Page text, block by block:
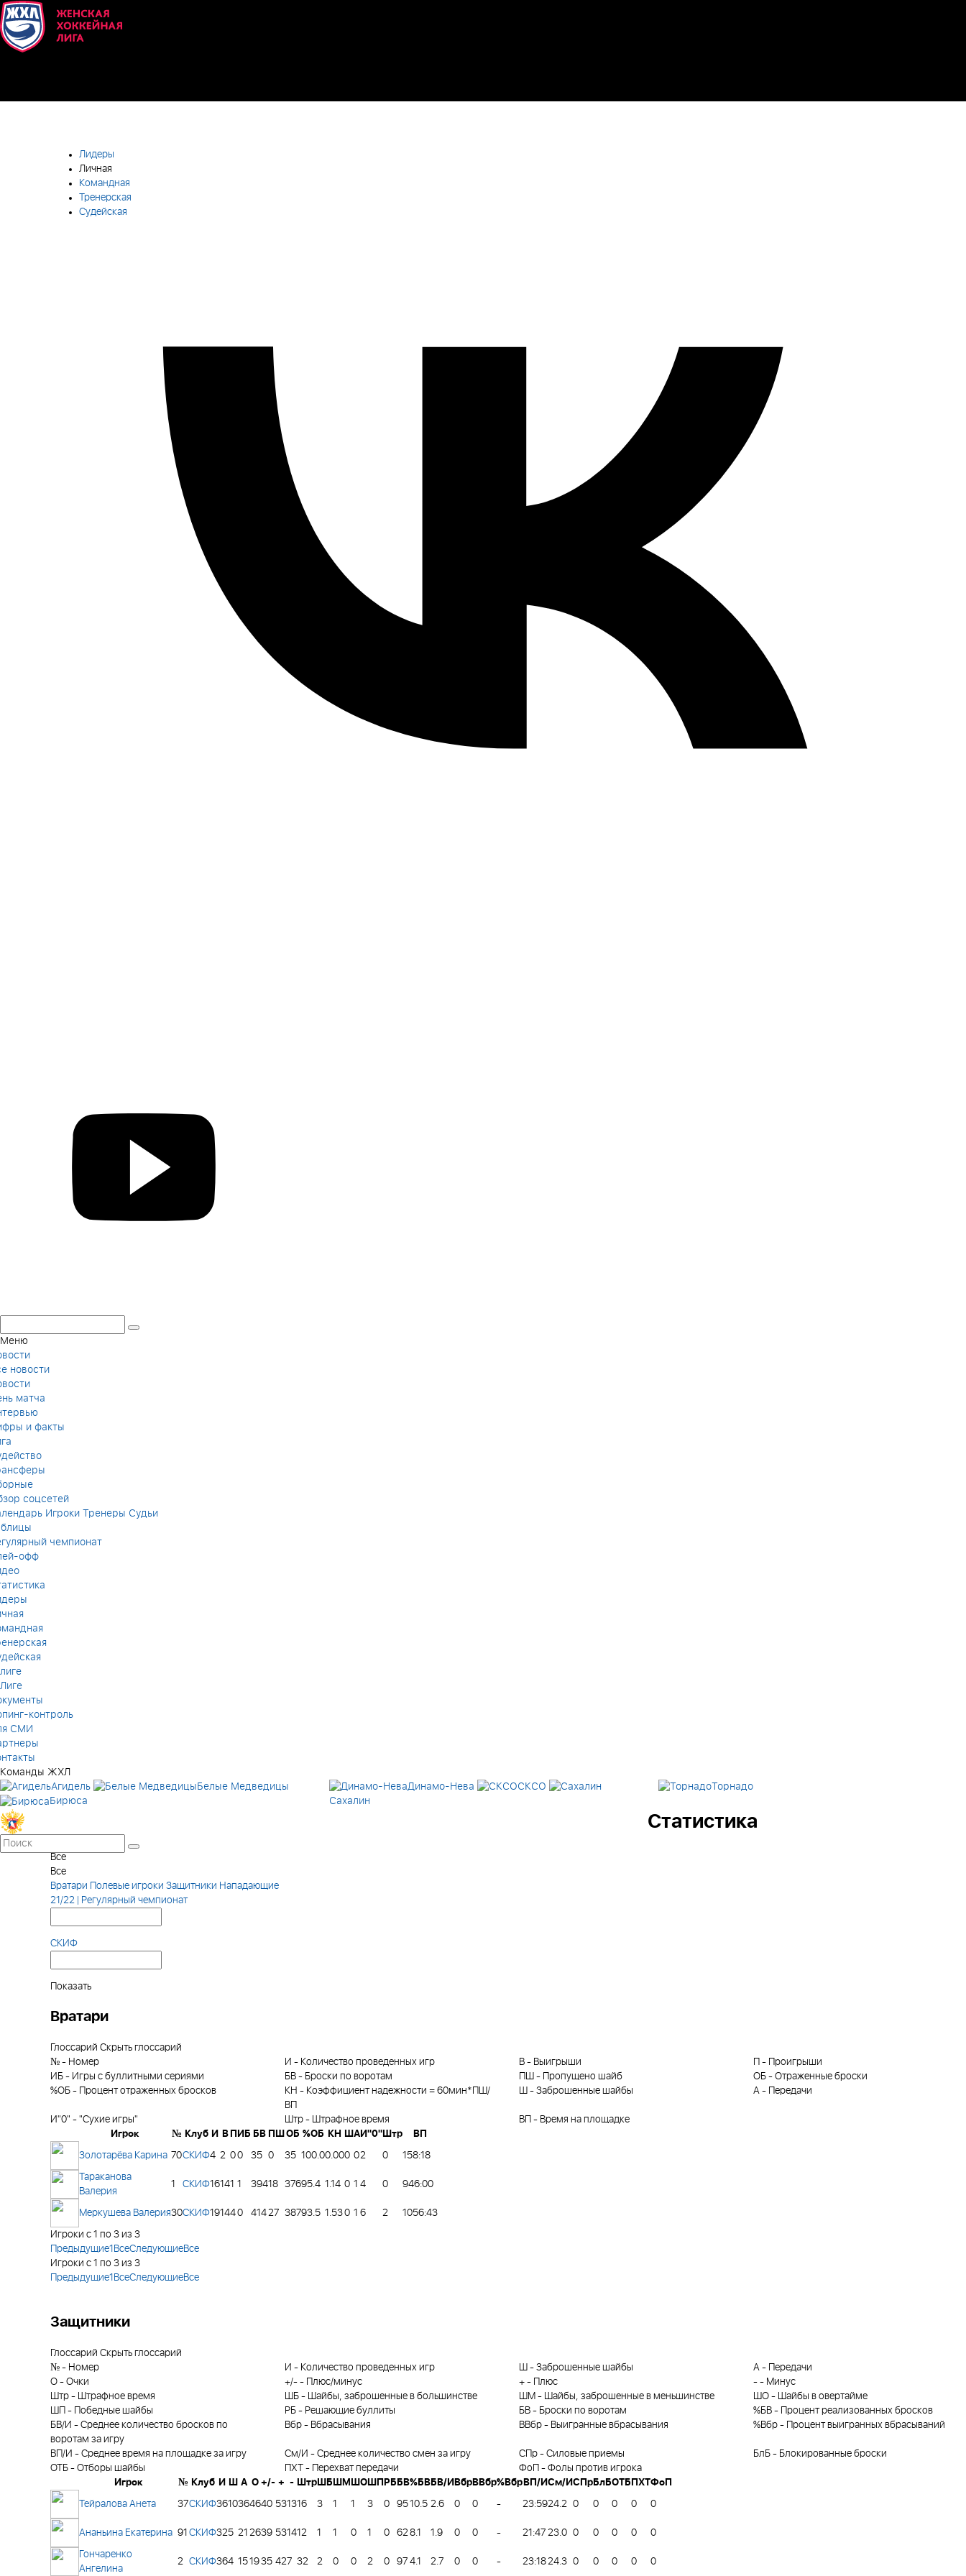
Меню
новости
матча
и факты
соцсетей
Игроки Тренеры Судьи
чемпионат
офф
контроль
СМИ
Команды ЖХЛ
Агидель
Белые Медведицы
Бирюса
Динамо-Нева
СКСО
Сахалин
Торнадо
Статистика
Все
Все
Вратари Полевые игроки Защитники Нападающие
Лидеры
Личная
Командная
Тренерская
Судейская
21/22 | Регулярный чемпионат
СКИФ
Показать
Вратари
Глоссарий Скрыть глоссарий
№ - Номер И - Количество проведенных игр В - Выигрыши П - Проигрыши
ИБ - Игры с буллитными сериями БВ - Броски по воротам ПШ - Пропущено шайб ОБ - Отраженные броски
%ОБ - Процент отраженных бросков КН - Коэффициент надежности = 60мин*ПШ/
ВП
- Заброшенные шайбы А - Передачи
И"0" - "Сухие игры" Штр - Штрафное время ВП - Время на площадке
Игрок
№ Клуб И В П ИБ БВ ПШ ОБ %ОБ КН ША И"0" Штр ВП
Золотарёва Карина 70СКИФ4 2 00 35 0 35 100.00.000 02 0 158:18
Тараканова
Валерия
1 СКИФ16141 1 39418 37695.4 1.14 0 1 4 0 946:00
Меркушева Валерия30СКИФ191440 41427 38793.5 1.530 1 6 2 1056:43
Игроки с 1 по 3 из 3
Предыдущие1 ВсеСледующиеВсе
Игроки с 1 по 3 из 3
Предыдущие1 ВсеСледующиеВсе
Защитники
Глоссарий Скрыть глоссарий
№ - Номер И - Количество проведенных игр - Заброшенные шайбы А - Передачи
О - Очки +/- - Плюс/минус + - Плюс - - Минус
Штр - Штрафное время ШБ - Шайбы, заброшенные в большинстве ШМ - Шайбы, заброшенные в меньшинстве ШО -
Шайбы в овертайме
ШП - Победные шайбы РБ - Решающие буллиты БВ - Броски по воротам %БВ - Процент реализованных бросков
БВ/И - Среднее количество бросков по
воротам за игру
Вбр - Вбрасывания ВВбр - Выигранные вбрасывания %Вбр - Процент выигранных вбрасываний
ВП/И - Среднее время на площадке за игру См/И - Среднее количество смен за игру СПр - Силовые приемы БлБ - Блокированные броски
ОТБ - Отборы шайбы ПХТ - Перехват передачи ФоП - Фолы против игрока
Игрок
№ Клуб И Ш А О +/- + - Штр ШБ ШМ ШО ШП РБ БВ%БВ БВ/И ВбрВВбр%Вбр ВП/ИСм/ИСПр БлБОТБ ПХТФоП
Тейралова Анета 37СКИФ3610364640 531316 3 1 1 3 0 9510.5 2.6 0 0 - 23:5924.2 0 0 0 0 0
Ананьина Екатерина 91 СКИФ325 21 2639 531412 1 1 0 1 0 62 8.1 1.9 0 0 - 21:47 23.0 0 0 0 0 0
Гончаренко
Ангелина
2 СКИФ364 151935 427 32 2 0 0 2 0 97 4.1 2.7 0 0 - 23:1824.3 0 0 0 0 0